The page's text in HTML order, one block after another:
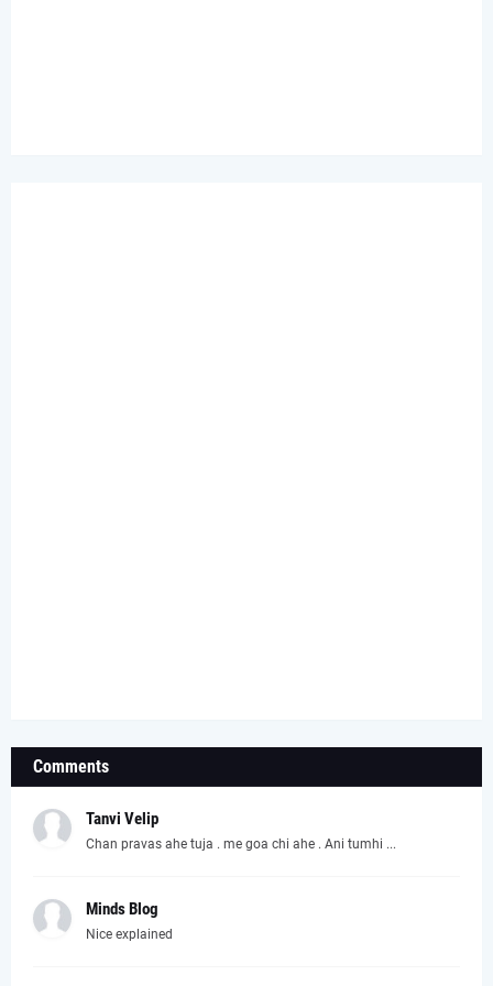
Comments
Tanvi Velip
Chan pravas ahe tuja . me goa chi ahe . Ani tumhi ...
Minds Blog
Nice explained